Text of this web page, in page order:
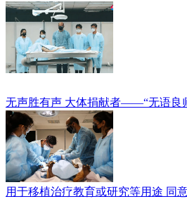
无声胜有声 大体捐献者——“无语良
用于移植治疗教育或研究等用途 同